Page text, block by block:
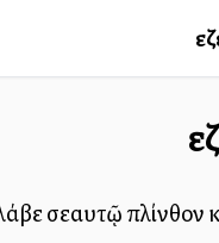
σεαυτῷ πλίνθον